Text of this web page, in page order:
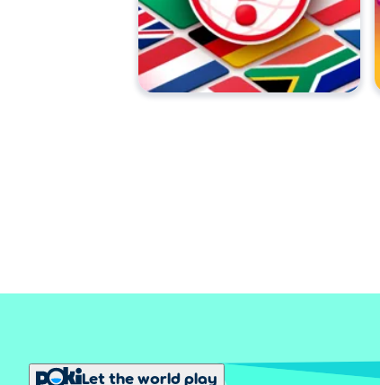
Let the world play